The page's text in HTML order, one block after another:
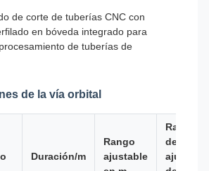
de corte de tuberías CNC con
en bóveda integrado para
de tuberías de
de la vía orbital
Duración/m
Rango
ajustable
Rango
de
ajuste